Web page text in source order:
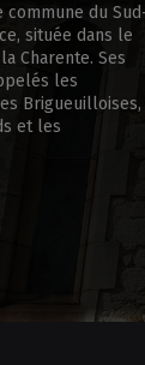
commune du
située dans le
Charente. Ses
les
Brigueuilloises,
et les
de
2026